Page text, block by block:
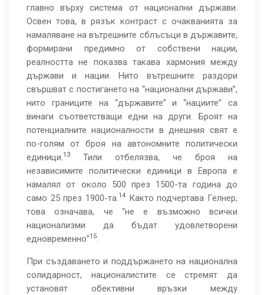
главно върху система от национални държави.
Освен това, в рязък контраст с очакванията за
намаляване на вътрешните сблъсъци в държавите,
формирани предимно от собствени нации,
реалността не показва такава хармония между
държави и нации. Нито вътрешните раздори
свършват с постигането на “национални държави”,
нито границите на “държавите” и “нациите” са
винаги съответстващи едни на други. Броят на
потенциалните националности в днешния свят е
по-голям от броя на автономните политически
единици.13
Тили отбелязва, че броя на
независимите политически единици в Европа е
намалял от около 500 през 1500-та година до
само 25 през 1900-та.14 Както подчертава Гелнер,
това означава, че “не е възможно всички
национализми да бъдат удовлетворени
едновременно”15.
При създаването и поддържането на национална
солидарност, националистите се стремят да
установят обективни връзки между